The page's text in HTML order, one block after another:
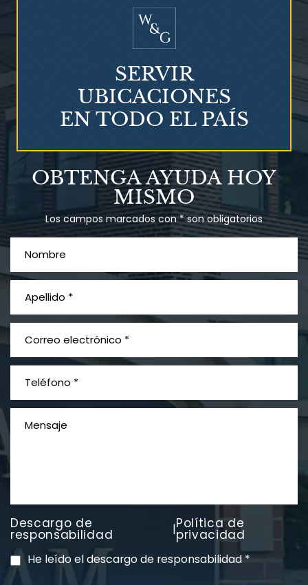
Exposición
OBTENGA AYUDA HOY
MISMO
Los campos marcados con * son obligatorios
Descargo de
responsabilidad |Política de
privacidad
He leído el descargo de responsabilidad*
SERVIR
UBICACIONES
EN TODO EL PAÍS